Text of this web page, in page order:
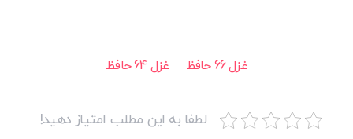
غزل 66 حافظ غزل64 حافظ
لطفا به این مطلب امتیاز دهید!